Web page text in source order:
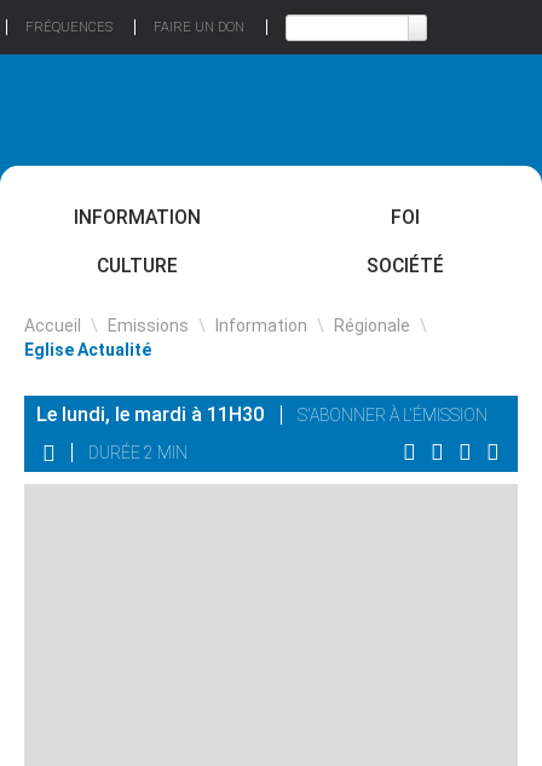
FRÉQUENCES FAIRE UN DON
INFORMATION FOI
CULTURE SOCIÉTÉ
Accueil \ Emissions \ Information \ Régionale \
Eglise Actualité
Le lundi, le mardi à 11H30
S'ABONNER À L'ÉMISSION
DURÉE 2 MIN